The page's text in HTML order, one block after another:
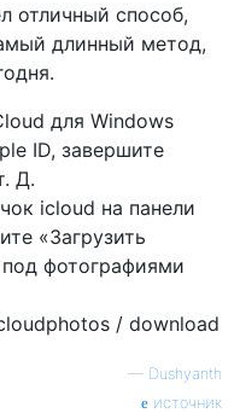
отличный способ,
длинный метод,
для Windows
ID, завершите
Д.
icloud на панели
«Загрузить
фотографиями
/ download
— Dushyanth
источник